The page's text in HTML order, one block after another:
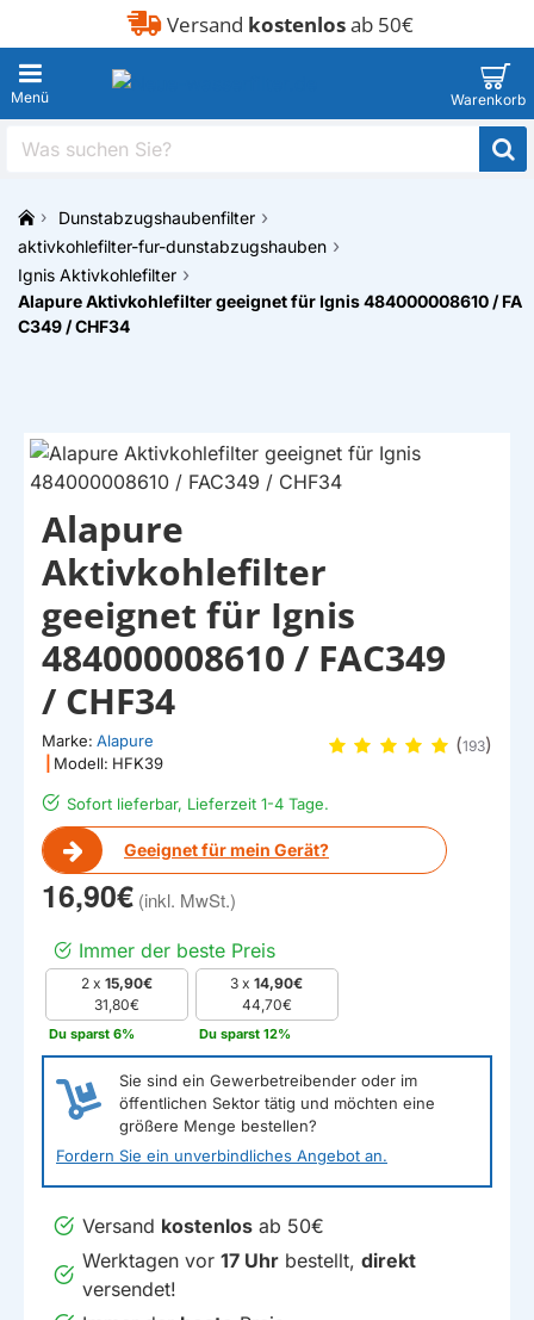
Versand kostenlosab 50€
Was
m
e
Dunstabzugshaubenfilter
aktivkohlefilter-fur-dunstabzugshauben
Ignis Aktivkohlefilter
Alapure Aktivkohlefilter geeignet für Ignis 484000008610 / FA
C349 / CHF34
EIGENMARKE
Sofort lieferbar, Lieferzeit 1-4 Tage.
Geeignet für mein Gerät?
Alapure
Aktivkohlefilter
geeignet für Ignis
484000008610 / FAC349
/ CHF34
Marke: Alapure
Modell: HFK39
(193)
16,90€
Immer der beste Preis
2 x 15,90€
31,80€
Du sparst 6%
3 x14,90€
44,70€
Du sparst 12%
Sie sind ein Gewerbetreibender oder im
öffentlichen Sektor tätig und möchten eine
größere Menge bestellen?
Fordern Sie ein unverbindliches Angebot an.
Versand kostenlos ab 50€
Werktagen vor 17 Uhr bestellt, direkt
versendet!